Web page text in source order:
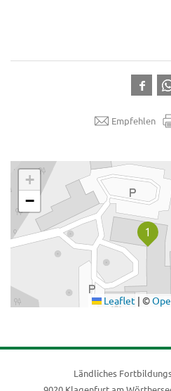
Empfehlen
+
−
Leaflet | ©
Ländliches